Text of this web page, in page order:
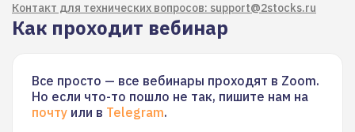
Контакт для технических вопросов: support@2stocks.ru
Как проходит вебинар
Все просто — все вебинары проходят в Zoom.
Но если что-то пошло не так, пишите нам на
почту или в Telegram.